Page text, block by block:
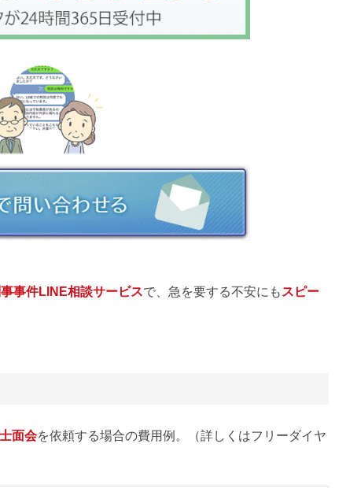
事件LINE相談サービスで、急を要する不安にも スピー
面会を依頼する場合の費用例。（詳しくはフリーダイヤ